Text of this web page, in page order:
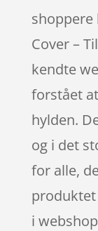
shoppere
Cover –
kendte
forstået
hylden.
og i det
for alle,
produktet
i